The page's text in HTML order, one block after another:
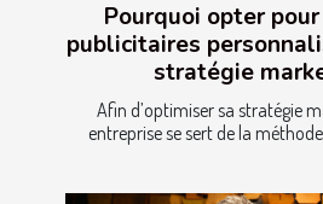
Pourquoi opter
publicitaires
stratégie
Afin d’optimiser sa stratégie
entreprise se sert de la